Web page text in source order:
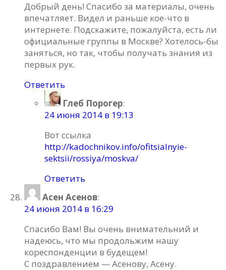
Добрый день! Спасибо за материалы, очень
впечатляет. Видел и раньше кое-что в
интернете. Подскажите, пожалуйста, есть ли
официальные группы в Москве? Хотелось-бы
заняться, но так, чтобы получать знания из
первых рук.
Ответить
Глеб Порогер:
24 июня 2014 в 19:13
Вот ссылка
http://kadochnikov.info/ofitsialnyie-
sektsii/rossiya/moskva/
Ответить
Асен Асенов:
24 июня 2014 в 16:29
Спасибо Вам! Вы очень внимательний и
надеюсь, что мы продольжим нашу
кореспонденции в будещем!
С поздравлением — Асенову, Асену.